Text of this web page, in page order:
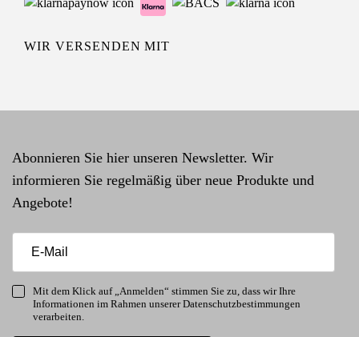
WIR VERSENDEN MIT
Abonnieren Sie hier unseren Newsletter. Wir
informieren Sie regelmäßig über neue Produkte und
Angebote!
Mit dem Klick auf „Anmelden“ stimmen Sie zu, dass wir Ihre
Informationen im Rahmen unserer Datenschutzbestimmungen
verarbeiten.